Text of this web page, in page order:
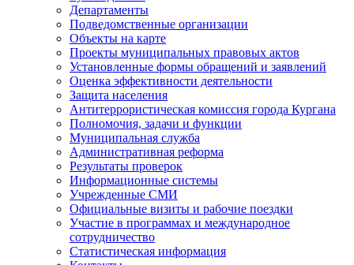
Департаменты
Подведомственные организации
Объекты на карте
Проекты муниципальных правовых актов
Установленные формы обращений и заявлений
Оценка эффективности деятельности
Защита населения
Антитеррористическая комиссия города Кургана
Полномочия, задачи и функции
Муниципальная служба
Административная реформа
Результаты проверок
Информационные системы
Учрежденные СМИ
Официальные визиты и рабочие поездки
Участие в программах и международное
сотрудничество
Статистическая информация